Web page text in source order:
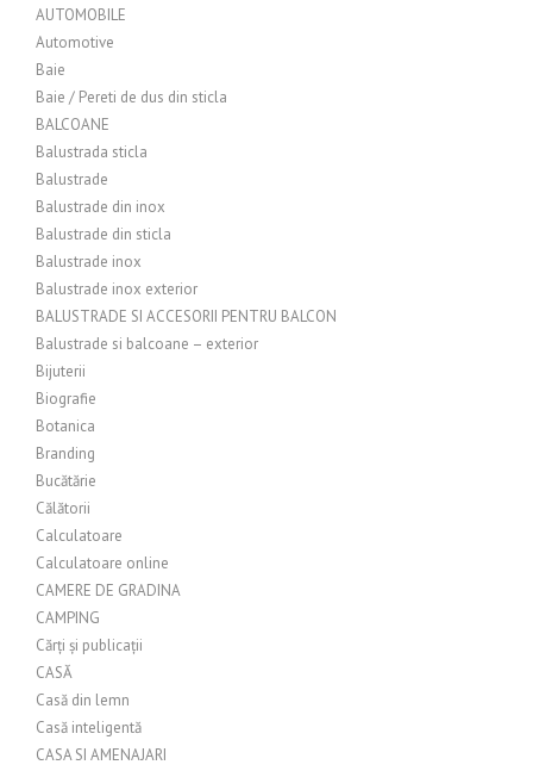
AUTOMOBILE
Automotive
Baie
Baie / Pereti de dus din sticla
BALCOANE
Balustrada sticla
Balustrade
Balustrade din inox
Balustrade din sticla
Balustrade inox
Balustrade inox exterior
BALUSTRADE SI ACCESORII PENTRU BALCON
Balustrade si balcoane – exterior
Bijuterii
Biografie
Botanica
Branding
Bucătărie
Călătorii
Calculatoare
Calculatoare online
CAMERE DE GRADINA
CAMPING
Cărți și publicații
CASĂ
Casă din lemn
Casă inteligentă
CASA SI AMENAJARI